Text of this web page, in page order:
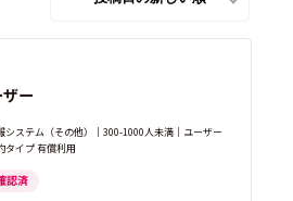
ー
システム（その他）｜300-1000人未満｜ユーザー
タイプ 有償利用
認済